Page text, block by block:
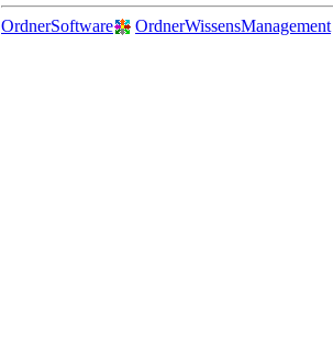
OrdnerSoftware OrdnerWissensManagement